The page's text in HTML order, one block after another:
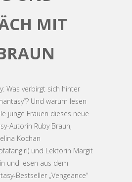
MIT
Was verbirgt sich hinter
Und warum lesen
junge Frauen dieses neue
Autorin Ruby Braun,
Kochan
und Lektorin Margit
und lesen aus dem
Bestseller „Vengeance“